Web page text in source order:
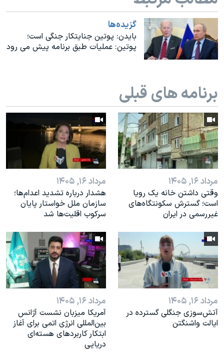
نرگس محمدی برنده جایزه نوبل صلح
همایش محافظه‌کاران آمریکا «سی‌پک»
صفحه‌های ویژه
گزيده‌ها
بایدن: پوتین جنایتکار جنگی است؛
پوتین: عملیات طبق برنامه پیش می رود
برنامه های قبلی
مرداد ۱۶, ۱۴۰۵
وقتی داشتن خانه یک رویا
است؛ گسترش سکونتگاه‌های
غیررسمی در ایران
مرداد ۱۶, ۱۴۰۵
هشدار درباره تشدید اعدام‌ها؛
سازمان ملل خواستار پایان
سرکوب اقلیت‌ها شد
مرداد ۱۶, ۱۴۰۵
آتش‌سوزی جنگلی گسترده در
ایالت واشنگتن
مرداد ۱۶, ۱۴۰۵
آمریکا میزبان نشست آژانس
بین‌المللی انرژی اتمی برای آغاز
ابتکار کاربردهای هسته‌ای
دریایی